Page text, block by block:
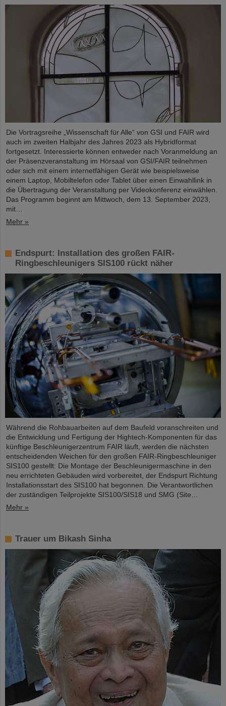
Die Vortragsreihe „Wissenschaft für Alle“ von GSI und FAIR wird
auch im zweiten Halbjahr des Jahres 2023 als Hybridformat
fortgesetzt. Interessierte können entweder nach Voranmeldung an
der Präsenzveranstaltung im Hörsaal von GSI/FAIR teilnehmen
oder sich mit einem internetfähigen Gerät wie beispielsweise
einem Laptop, Mobiltelefon oder Tablet über einen Einwahllink in
die Übertragung der Veranstaltung per Videokonferenz einwählen.
Das Programm beginnt am Mittwoch, dem 13. September 2023,
mit…
Mehr »
Endspurt: Installation des großen FAIR-
Ringbeschleunigers SIS100 rückt näher
Während die Rohbauarbeiten auf dem Baufeld voranschreiten und
die Entwicklung und Fertigung der Hightech-Komponenten für das
künftige Beschleunigerzentrum FAIR läuft, werden die nächsten
entscheidenden Weichen für den großen FAIR-Ringbeschleuniger
SIS100 gestellt: Die Montage der Beschleunigermaschine in den
neu errichteten Gebäuden wird vorbereitet, der Endspurt Richtung
Installationsstart des SIS100 hat begonnen. Die Verantwortlichen
der zuständigen Teilprojekte SIS100/SIS18 und SMG (Site…
Mehr »
Trauer um Bikash Sinha